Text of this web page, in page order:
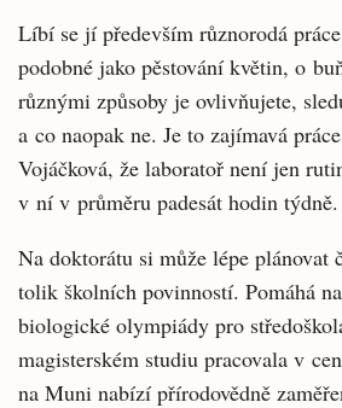
Líbí se jí především různorodá
podobné jako pěstování květin, o
různými způsoby je ovlivňujete,
a co naopak ne. Je to zajímavá
Vojáčková, že laboratoř není jen
v ní v průměru padesát hodin týdně.
Na doktorátu si může lépe plánovat
tolik školních povinností. Pomáhá
biologické olympiády pro
magisterském studiu pracovala v
na Muni nabízí přírodovědně